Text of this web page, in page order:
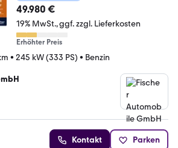
49.980 €
19% MwSt. ggf. zzgl. Lieferkosten
Erhöhter Preis
• 245 kW (333 PS) • Benzin
Kontakt Parken